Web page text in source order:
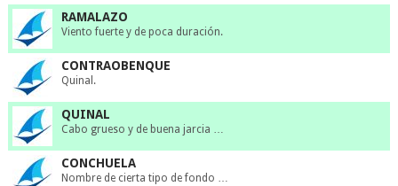
RAMALAZO
Viento fuerte y de poca duración.
CONTRAOBENQUE
Quinal.
QUINAL
Cabo grueso y de buena jarcia …
CONCHUELA
Nombre de cierta tipo de fondo …